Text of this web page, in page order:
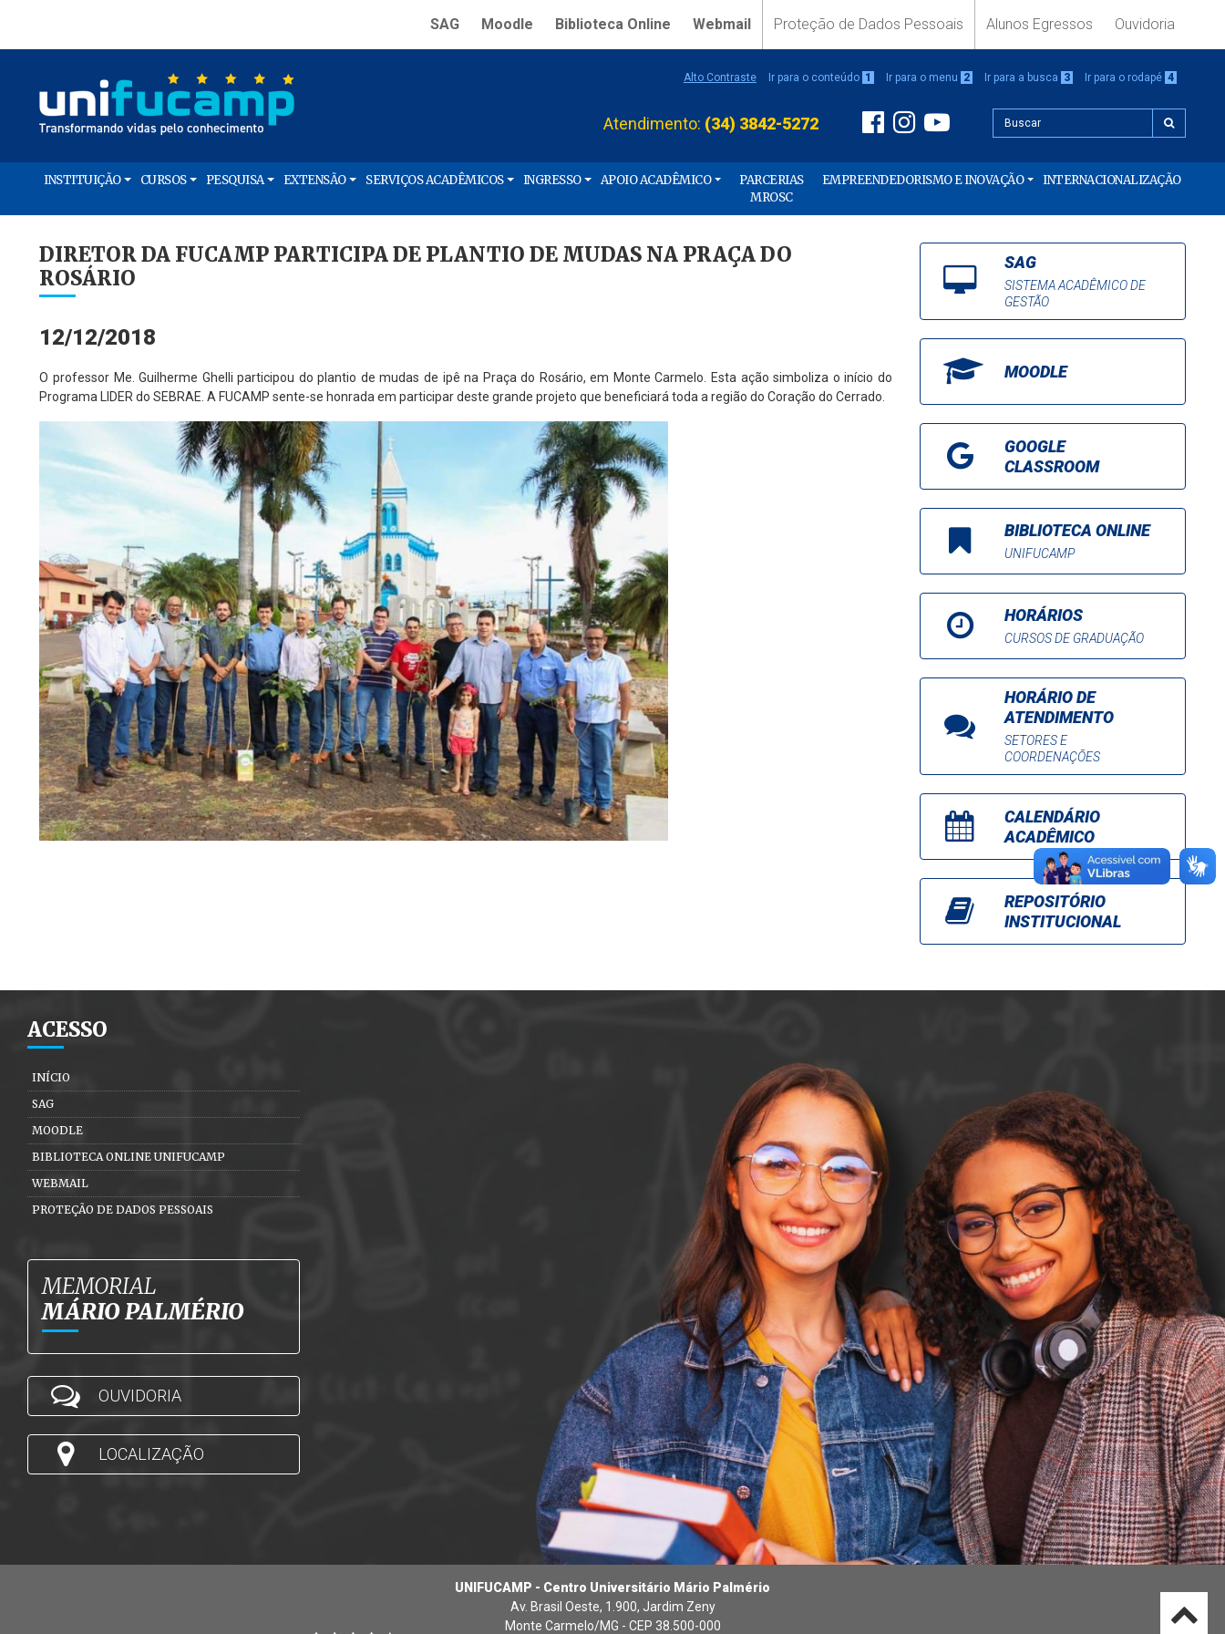
SAG Moodle Biblioteca Online Webmail Proteção de Dados Pessoais Alunos Egressos Ouvidoria
Alto Contraste Ir para o conteúdo 1 Ir para o menu 2 Ir para a busca 3 Ir para o rodapé 4
Atendimento: (34) 3842-5272
INSTITUIÇÃO CURSOS PESQUISA EXTENSÃO SERVIÇOS ACADÊMICOS INGRESSO APOIO ACADÊMICO
PARCERIAS
MROSC
EMPREENDEDORISMO E INOVAÇÃO INTERNACIONALIZAÇÃO
DIRETOR DA FUCAMP PARTICIPA DE PLANTIO DE MUDAS NA PRAÇA DO
ROSÁRIO
12/12/2018
O professor Me. Guilherme Ghelli participou do plantio de mudas de ipê na Praça do Rosário, em Monte Carmelo. Esta ação simboliza o início do
Programa LIDER do SEBRAE. A FUCAMP sente-se honrada em participar deste grande projeto que beneficiará toda a região do Coração do Cerrado.
SAG
SISTEMA ACADÊMICO DE
GESTÃO
MOODLE
GOOGLE
CLASSROOM
BIBLIOTECA ONLINE
UNIFUCAMP
HORÁRIOS
CURSOS DE GRADUAÇÃO
HORÁRIO DE
ATENDIMENTO
SETORES E
COORDENAÇÕES
CALENDÁRIO
ACADÊMICO
REPOSITÓRIO
INSTITUCIONAL
ACESSO
INÍCIO
SAG
MOODLE
BIBLIOTECA ONLINE UNIFUCAMP
WEBMAIL
PROTEÇÃO DE DADOS PESSOAIS
MEMORIAL
MÁRIO PALMÉRIO
OUVIDORIA
LOCALIZAÇÃO
UNIFUCAMP - Centro Universitário Mário Palmério
Av. Brasil Oeste, 1.900, Jardim Zeny
Monte Carmelo/MG - CEP 38.500-000